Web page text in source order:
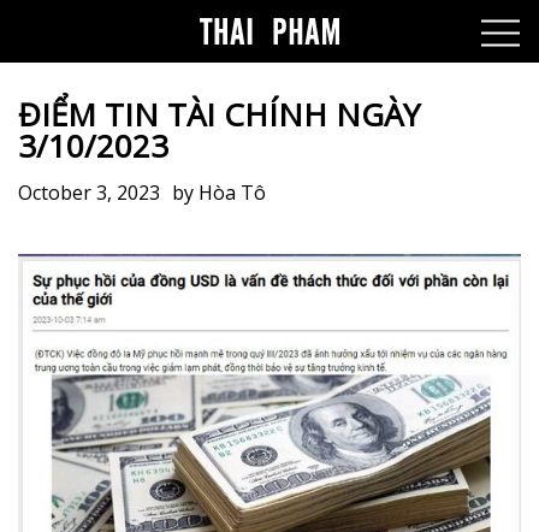
ĐIỂM TIN TÀI CHÍNH NGÀY
3/10/2023
October 3, 2023 by Hòa Tô